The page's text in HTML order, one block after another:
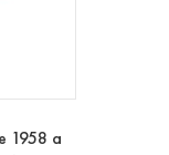
1958 a